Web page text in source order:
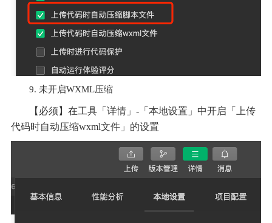
9. 未开启WXML压缩
【必须】在工具「详情」-「本地设置」中开启「上传
代码时自动压缩wxml文件」的设置